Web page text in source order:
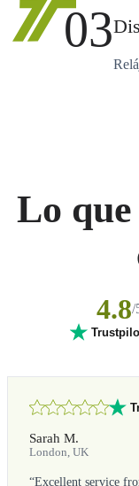
03
Lo
4.8/
Sarah M.
London, UK
“Excellent service